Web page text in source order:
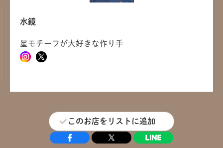
水鏡
星モチーフが大好きな作り手
このお店をリストに追加